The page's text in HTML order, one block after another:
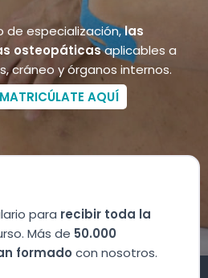
de especialización,las
osteopáticasaplicables a
cráneo y órganos internos.
MATRICÚLATE AQUÍ
para recibir toda la
Más de 50.000
formado con nosotros.